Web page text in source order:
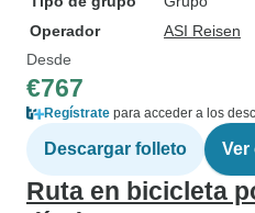
Operador
ASI Reisen
Desde
€767
Regístrate para acceder a los
Descargar folleto Ver
Ruta en bicicleta